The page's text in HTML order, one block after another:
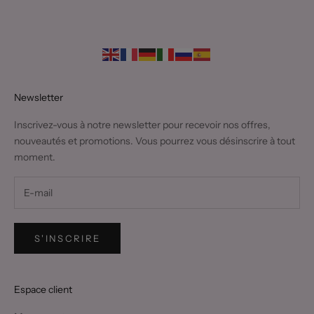
Newsletter
Inscrivez-vous à notre newsletter pour recevoir nos offres,
nouveautés et promotions. Vous pourrez vous désinscrire à tout
moment.
S'INSCRIRE
Espace client